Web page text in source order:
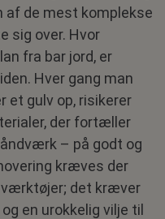
af de mest komplekse
sig over. Hvor
fra bar jord, er
Hver gang man
et gulv op, risikerer
der fortæller
– på godt og
kræves der
værktøjer; det kræver
en urokkelig vilje til